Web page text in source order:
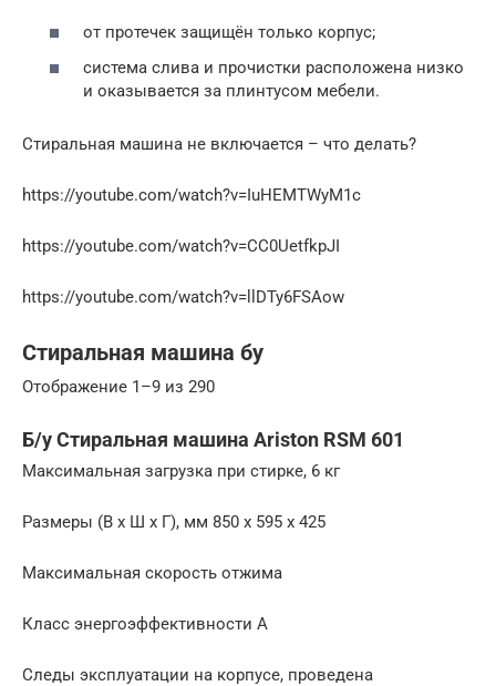
от протечек защищён только корпус;
система слива и прочистки расположена низко
и оказывается за плинтусом мебели.
Стиральная машина не включается – что делать?
https://youtube.com/watch?v=IuHEMTWyM1c
https://youtube.com/watch?v=CC0UetfkpJI
https://youtube.com/watch?v=llDTy6FSAow
Стиральная машина бу
Отображение 1–9 из 290
Б/у Стиральная машина Ariston RSM 601
Максимальная загрузка при стирке, 6 кг
Размеры (В x Ш x Г), мм 850 x 595 x 425
Максимальная скорость отжима
Класс энергоэффективности A
Следы эксплуатации на корпусе, проведена